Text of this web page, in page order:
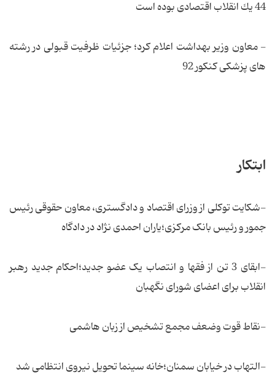
44 یك انقلاب اقتصادی بوده است
- معاون وزیر بهداشت اعلام کرد؛ جزئیات ظرفیت قبولی در رشته
های پزشکی کنکور 92
ابتکار
-شکایت توکلی از وزرای اقتصاد و دادگستری، معاون حقوقی رئیس
جمور و رئیس بانک مرکزی؛یاران احمدی نژاد در دادگاه
-ابقای 3 تن از فقها و انتصاب یک عضو جدید؛احکام جدید رهبر
انقلاب برای اعضای شورای نگهبان
-نقاط قوت وضعف مجمع تشخیص از زبان هاشمی
-التهاب در خیابان سمنان؛خانه سینما تحویل نیروی انتظامی شد